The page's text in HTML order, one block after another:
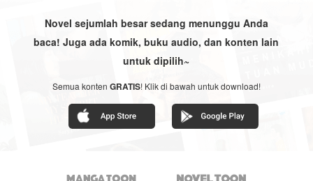
Novel sejumlah besar sedang menunggu Anda
baca! Juga ada komik, buku audio, dan konten lain
untuk dipilih~
Semua konten GRATIS! Klik di bawah untuk download!